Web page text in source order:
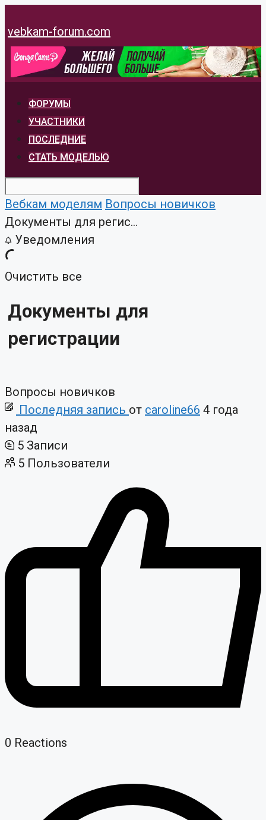
к
содержимому
vebkam-forum.com
ФОРУМЫ
УЧАСТНИКИ
ПОСЛЕДНИЕ
СТАТЬ МОДЕЛЬЮ
Вебкам моделям Вопросы новичков
Документы для регис...
Уведомления
Очистить все
Документы для
регистрации
Вопросы новичков
Последняя запись от caroline66 4 года
назад
5 Записи
5 Пользователи
0 Reactions